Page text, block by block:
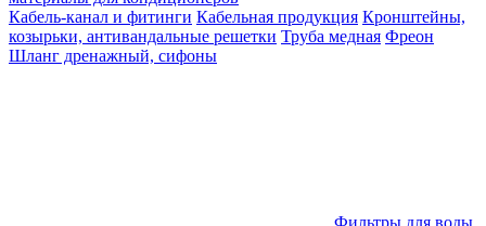
Кабель-канал и фитинги Кабельная продукция Кронштейны,
козырьки, антивандальные решетки Труба медная Фреон
Шланг дренажный, сифоны
Фильтры для воды